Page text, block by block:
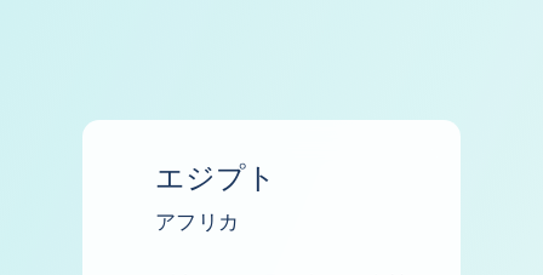
エジプト
アフリカ